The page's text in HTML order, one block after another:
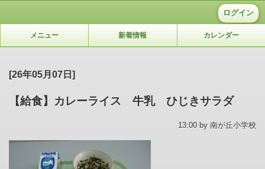
ログイン
メニュー 新着情報 カレンダー
[26年05月07日]
【給食】カレーライス 牛乳 ひじきサラダ
13:00 by 南が丘小学校